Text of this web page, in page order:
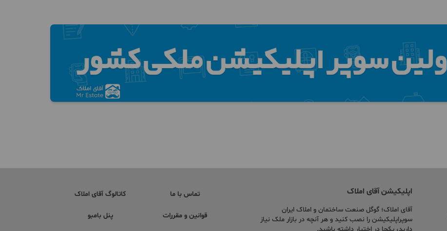
اپلیکیشن آقای املاک
آقای املاک؛ گوگل صنعت ساختمان و املاک ایران
سوپراپلیکیشن را نصب کنید و هر آنچه در بازار ملک نیاز
دارید، یکجا در اختیار داشته باشید.
تماس با ما
قوانین و مقررات
کاتالوگ آقای املاک
پنل بامبو